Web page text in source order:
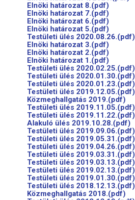
Elnöki határozat 8.(pdf)
Elnöki határozat 7.(pdf)
Elnöki határozat 6.(pdf)
Elnöki határozat 5.(pdf)
Testületi ülés 2020.08.26.(pdf)
Elnöki határozat 3.(pdf)
Elnöki határozat 2.(pdf)
Elnöki határozat 1.(pdf)
Testületi ülés 2020.02.25.(pdf)
Testületi ülés 2020.01.30.(pdf)
Testületi ülés 2020.01.23.(pdf)
Testületi ülés 2019.12.05.(pdf)
Közmeghallgatás 2019.(pdf)
Testületi ülés 2019.11.05.(pdf)
Testületi ülés 2019.11.22.(pdf)
Alakuló ülés 2019.10.28.(pdf)
Testületi ülés 2019.09.06.(pdf)
Testületi ülés 2019.05.31.(pdf)
Testületi ülés 2019.04.26.(pdf)
Testületi ülés 2019.03.31.(pdf)
Testületi ülés 2019.03.13.(pdf)
Testületi ülés 2019.02.13.(pdf)
Testületi ülés 2019.01.30.(pdf)
Testületi ülés 2018.12.13.(pdf)
Közmeghallgatás 2018.(pdf)